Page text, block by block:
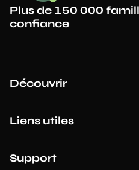
Plus de 150 000
confiance
Découvrir
Liens utiles
Support